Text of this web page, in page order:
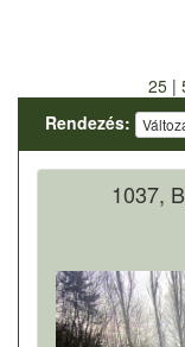
25|
Rendezés:
1037,